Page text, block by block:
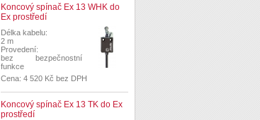
Koncový spínač Ex 13 WHK do
Ex prostředí
Délka kabelu:
2 m
Provedení:
bez bezpečnostní
funkce
Cena: 4 520 Kč bez DPH
Koncový spínač Ex 13 TK do Ex
prostředí